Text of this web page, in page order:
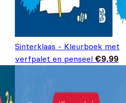
Sinterklaas - Kleurboek met
verfpalet en penseel €9,99